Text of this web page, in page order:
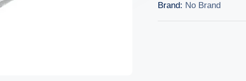
Brand: No Brand